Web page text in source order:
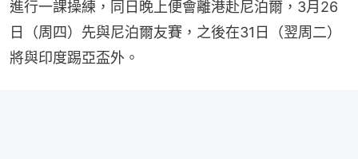
進行一課操練，同日晚上便會離港赴尼泊爾，3月26
日（周四）先與尼泊爾友賽，之後在31日（翌周二）
將與印度踢亞盃外。